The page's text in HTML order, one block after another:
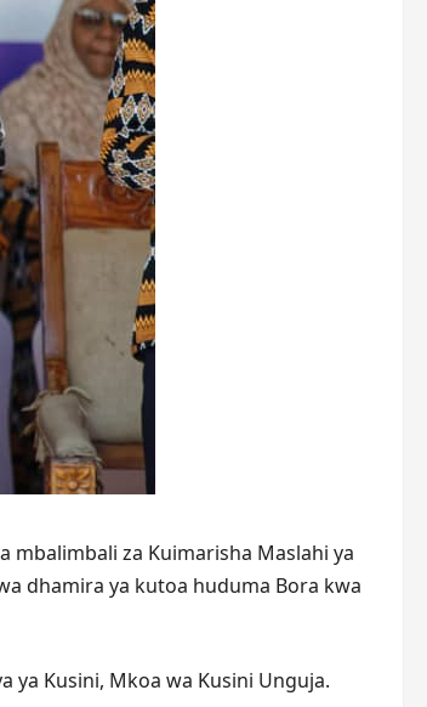
mbalimbali za Kuimarisha Maslahi ya
dhamira ya kutoa huduma Bora kwa
ya Kusini, Mkoa wa Kusini Unguja.